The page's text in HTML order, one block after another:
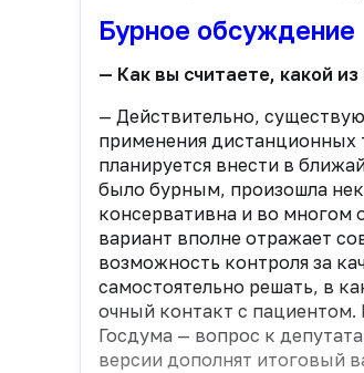
Бурное обсуждение
— Как вы считаете, какой
— Действительно,
применения дистанционных
планируется внести в
было бурным, произошла
консервативна и во многом
вариант вполне отражает
возможность контроля за
самостоятельно решать, в
очный контакт с пациентом.
Госдума — вопрос к
версии дополнят итоговый